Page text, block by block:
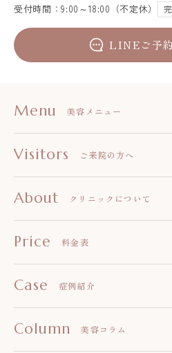
受付時間：9:00～18:00（不定休）
LINEご予
Menu 美容メニュー
Visitors ご来院の方へ
About クリニックについて
Price 料金表
Case 症例紹介
Column 美容コラム